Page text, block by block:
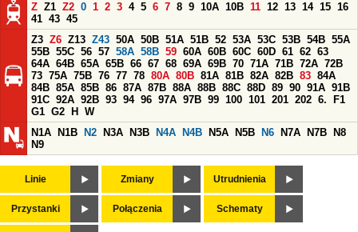
Z Z1 Z2 0 1 2 3 4 5 6 7 8 9 10A 10B 11 12 13 14 15 16
41 43 45
Z3 Z6 Z13 Z43 50A 50B 51A 51B 52 53A 53C 53B 54B 55A
55B 55C 56 57 58A 58B 59 60A 60B 60C 60D 61 62 63
64A 64B 65A 65B 66 67 68 69A 69B 70 71A 71B 72A 72B
73 75A 75B 76 77 78 80A 80B 81A 81B 82A 82B 83 84A
84B 85A 85B 86 87A 87B 88A 88B 88C 88D 89 90 91A 91B
91C 92A 92B 93 94 96 97A 97B 99 100 101 201 202 6.
F1
G1 G2 H
W
N1A
N1B N2 N3A N3B N4A N4B N5A N5B N6 N7A N7B
N8
N9
Linie Zmiany Utrudnienia
Przystanki Połączenia Schematy